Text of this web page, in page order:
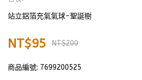
站立鋁箔充氣氣球-聖誕樹
NT$95 NT$200
商品編號: 7699200525